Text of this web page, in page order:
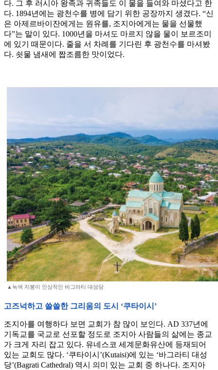
다. 그 후 러시아 왕족과 귀족들도 이 물을 들여와 마셨다고 한
다. 1894년에는 광천수를 병에 담기 위한 공장까지 생겼다. “신
은 아제르바이잔에게는 원유를, 조지아에게는 물을 선물했
다”는 말이 있다. 1000년을 마셔도 마르지 않을 물이 보르조미
에 있기 때문이다. 줄을 서 차례를 기다린 후 광천수를 마셔봤
다. 쇳물 냄새에 짭조름한 맛이었다.
▲녹색 지붕이 인상적인 바그라티 대성당
고즈넉하고 쓸쓸한 그리움의 도시 ‘쿠타이시’
조지아를 여행하다 보면 교회가 참 많이 보인다. AD 337년에
기독교를 국교로 선포할 정도로 조지아 사람들의 삶에는 종교
가 크게 자리 잡고 있다. 유네스코 세계문화유산에 등재되어
있는 교회도 많다. ‘쿠타이시’(Kutaisi)에 있는 ‘바그라티 대성
당’(Bagrati Cathedral) 역시 의미 있는 교회 중 하나다. 조지아